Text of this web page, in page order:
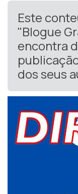
Este
"Blogue
encontra
dos seus